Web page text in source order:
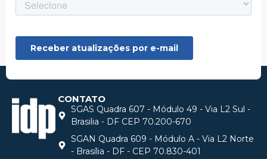
CONTATO
SGAS Quadra 607 - Módulo 49 - Via L2 Sul -
Brasilia - DF CEP 70.200-670
SGAN Quadra 609 - Módulo A - Via L2 Norte
- Brasília - DF - CEP 70.830-401